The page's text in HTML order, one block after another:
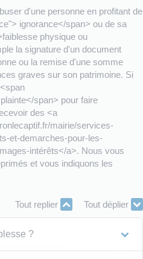
d'une personne en profitant de
ignorance</span> ou de sa
physique ou
la signature d'un document
ou la remise d'une somme
graves sur son patrimoine. Si
span> pour faire
des <a
mairie/services-
et-demarches-pour-les-
intérêts</a>. Nous vous
et vous indiquons les
Tout replier Tout déplier
?